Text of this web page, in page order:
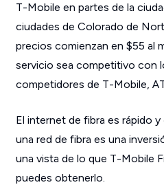
T-Mobile en partes de la
ciudades de Colorado de
precios comienzan en $55 al
servicio sea competitivo con
competidores de T-Mobile,
El internet de fibra es rápido
una red de fibra es una
una vista de lo que T-Mobile
puedes obtenerlo.